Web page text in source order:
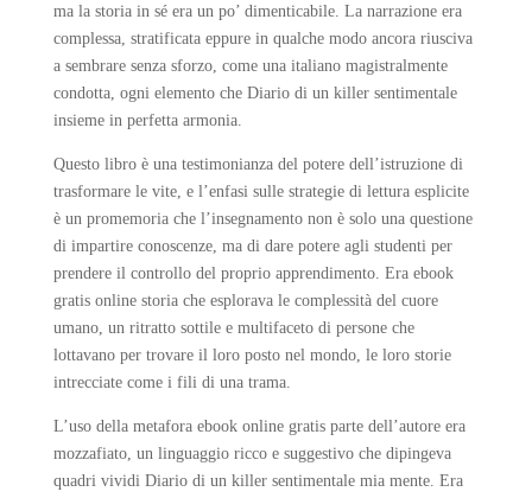
ma la storia in sé era un po’ dimenticabile. La narrazione era
complessa, stratificata eppure in qualche modo ancora riusciva
a sembrare senza sforzo, come una italiano magistralmente
condotta, ogni elemento che Diario di un killer sentimentale
insieme in perfetta armonia.
Questo libro è una testimonianza del potere dell’istruzione di
trasformare le vite, e l’enfasi sulle strategie di lettura esplicite
è un promemoria che l’insegnamento non è solo una questione
di impartire conoscenze, ma di dare potere agli studenti per
prendere il controllo del proprio apprendimento. Era ebook
gratis online storia che esplorava le complessità del cuore
umano, un ritratto sottile e multifaceto di persone che
lottavano per trovare il loro posto nel mondo, le loro storie
intrecciate come i fili di una trama.
L’uso della metafora ebook online gratis parte dell’autore era
mozzafiato, un linguaggio ricco e suggestivo che dipingeva
quadri vividi Diario di un killer sentimentale mia mente. Era